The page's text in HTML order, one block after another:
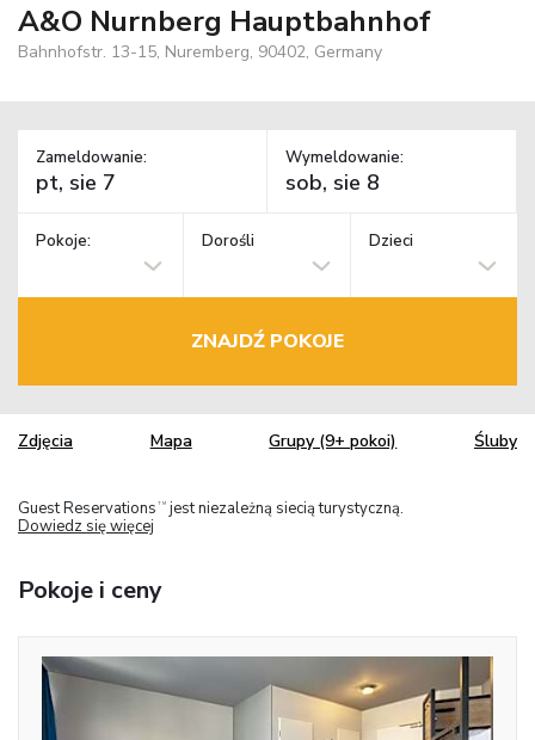
A&O Nurnberg Hauptbahnhof
Bahnhofstr. 13-15, Nuremberg, 90402, Germany
Zameldowanie: Wymeldowanie:
Pokoje: Dorośli Dzieci
ZNAJDŹ POKOJE
Zdjęcia Mapa Grupy (9+ pokoi) Śluby
Guest Reservations TM jest niezależną siecią turystyczną.
Dowiedz się więcej
Pokoje i ceny